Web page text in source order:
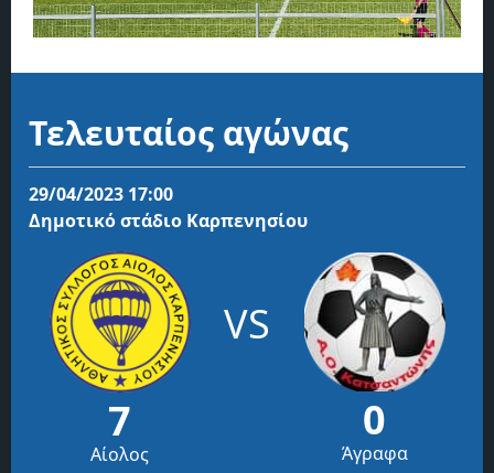
Τελευταίος αγώνας
29/04/2023 17:00
Δημοτικό στάδιο Καρπενησίου
7
Αίολος
VS
0
Άγραφα